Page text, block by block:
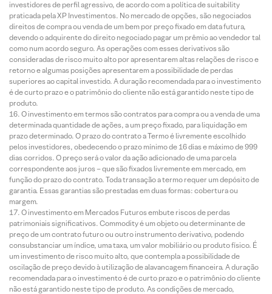
investidores de perfil agressivo, de acordo com a política de suitability
praticada pela XP Investimentos. No mercado de opções, são negociados
direitos de compra ou venda de um bem por preço fixado em data futura,
devendo o adquirente do direito negociado pagar um prêmio ao vendedor tal
como num acordo seguro. As operações com esses derivativos são
consideradas de risco muito alto por apresentarem altas relações de risco e
retorno e algumas posições apresentarem a possibilidade de perdas
superiores ao capital investido. A duração recomendada para o investimento
é de curto prazo e o patrimônio do cliente não está garantido neste tipo de
produto.
O investimento em termos são contratos para compra ou a venda de uma
determinada quantidade de ações, a um preço fixado, para liquidação em
prazo determinado. O prazo do contrato a Termo é livremente escolhido
pelos investidores, obedecendo o prazo mínimo de 16 dias e máximo de 999
dias corridos. O preço será o valor da ação adicionado de uma parcela
correspondente aos juros – que são fixados livremente em mercado, em
função do prazo do contrato. Toda transação a termo requer um depósito de
garantia. Essas garantias são prestadas em duas formas: cobertura ou
margem.
O investimento em Mercados Futuros embute riscos de perdas
patrimoniais significativos. Commodity é um objeto ou determinante de
preço de um contrato futuro ou outro instrumento derivativo, podendo
consubstanciar um índice, uma taxa, um valor mobiliário ou produto físico. É
um investimento de risco muito alto, que contempla a possibilidade de
oscilação de preço devido à utilização de alavancagem financeira. A duração
recomendada para o investimento é de curto prazo e o patrimônio do cliente
não está garantido neste tipo de produto. As condições de mercado,